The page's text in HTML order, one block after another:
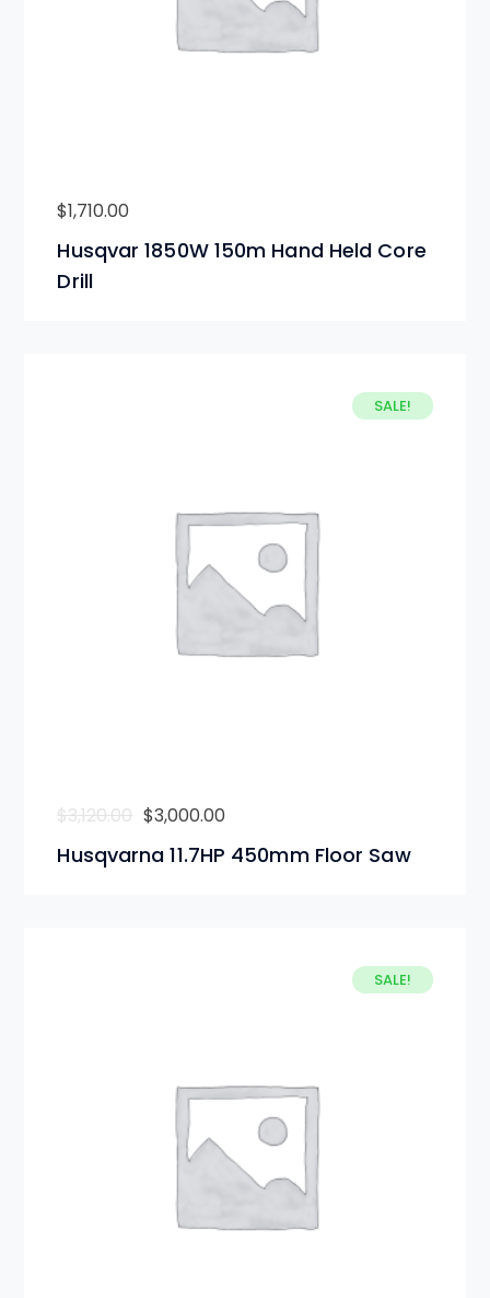
Husqvar 1850W 150m Hand Held Core
Drill
$1,710.00
SALE!
Husqvarna 11.7HP 450mm Floor Saw
$3,120.00 $3,000.00
SALE!